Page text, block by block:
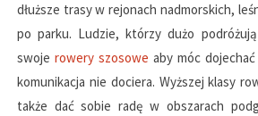
dłuższe trasy w rejonach nadmorskich,
po parku. Ludzie, którzy dużo
swoje rowery szosowe aby móc
komunikacja nie dociera. Wyższej klasy
także dać sobie radę w obszarach